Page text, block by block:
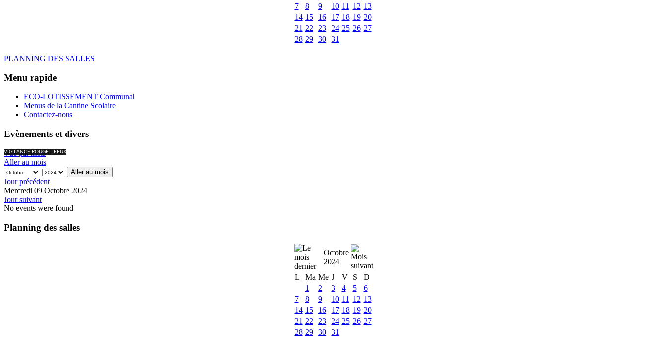
7
8 9 10 11 12 13
14 15 16 17 18 19 20
21 22 23 24 25 26 27
28 29 30 31
PLANNING DES SALLES
Menu rapide
ECO-LOTISSEMENT Communal
Menus de la Cantine Scolaire
Contactez-nous
Evènements et divers
VIGILANCE ROUGE - FEUX
Vue par mois
Aller au mois
Aller au mois
Jour précédent
Mercredi 09 Octobre 2024
Jour suivant
No events were found
Planning des salles
Octobre
2024
L
Ma Me J V S
D
1
2 3 4 5
6
7
8 9 10 11 12 13
14 15 16 17 18 19 20
21 22 23 24 25 26 27
28 29 30 31